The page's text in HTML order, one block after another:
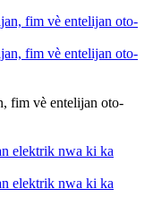
fim vè entelijan oto-